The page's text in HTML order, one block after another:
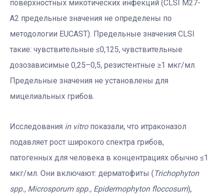
поверхностных микотических инфекций (CLSI M27-
A2 предельные значения не определены по
методологии EUCAST). Предельные значения CLSI
такие: чувствительные ≤0,125, чувствительные
дозозависимые 0,25–0,5, резистентные ≥1 мкг/мл.
Предельные значения не установлены для
мицелиальных грибов.
Исследования in vitroпоказали, что итраконазол
подавляет рост широкого спектра грибов,
патогенных для человека в концентрациях обычно ≤1
мкг/мл. Они включают: дерматофиты (Trichophyton
spp., Microsporum spp., Epidermophyton floccosum),